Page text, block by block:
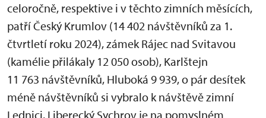
celoročně, respektive i v těchto zimních měsících,
patří Český Krumlov (14 402 návštěvníků za 1.
čtvrtletí roku 2024), zámek Rájec nad Svitavou
(kamélie přilákaly 12 050 osob), Karlštejn
11 763 návštěvníků, Hluboká 9 939, o pár desítek
méně návštěvníků si vybralo k návštěvě zimní
Lednici. Liberecký Sychrov je na pomyslném